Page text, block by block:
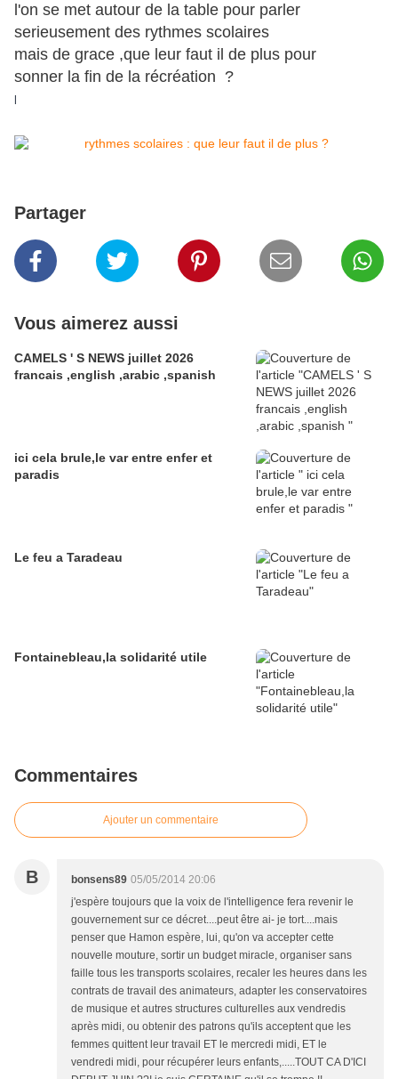
l'on se met autour de la table pour parler
serieusement des rythmes scolaires
mais de grace ,que leur faut il de plus pour
sonner la fin de la récréation ?
Partager
Vous aimerez aussi
CAMELS ' S NEWS juillet 2026
francais ,english ,arabic ,spanish
ici cela brule,le var entre enfer et
paradis
Le feu a Taradeau
Fontainebleau,la solidarité utile
Commentaires
Ajouter un commentaire
B bonsens89 05/05/2014 20:06
j'espère toujours que la voix de l'intelligence fera revenir le
gouvernement sur ce décret....peut être ai- je tort....mais
penser que Hamon espère, lui, qu'on va accepter cette
nouvelle mouture, sortir un budget miracle, organiser sans
faille tous les transports scolaires, recaler les heures dans les
contrats de travail des animateurs, adapter les conservatoires
de musique et autres structures culturelles aux vendredis
après midi, ou obtenir des patrons qu'ils acceptent que les
femmes quittent leur travail ET le mercredi midi, ET le
vendredi midi, pour récupérer leurs enfants,.....TOUT CA D'ICI